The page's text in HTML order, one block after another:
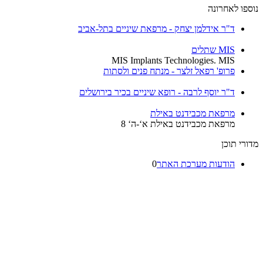
לאחרונה
ד"ר אידלמן יצחק - מרפאת שיניים בתל-אביב
MIS שתלים
MIS Implants Technologies. MIS
פרופ' רפאל זלצר - מנתח פנים ולסתות
ד"ר יוסף לרבה - רופא שיניים בכיר בירושלים
מרפאת מכבידנט באילת
מרפאת מכבידנט באילת א‘-ה‘ 8
תוכן
הודעות מערכת האתר0